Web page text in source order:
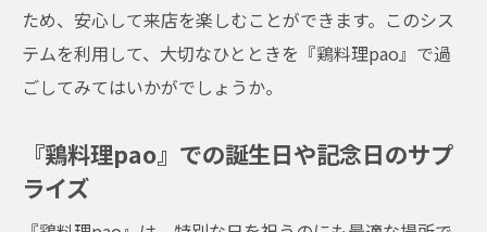
ため、安心して来店を楽しむことができます。このシス
テムを利用して、大切なひとときを『鶏料理pao』で過
ごしてみてはいかがでしょうか。
『鶏料理pao』での誕生日や記念日のサプ
ライズ